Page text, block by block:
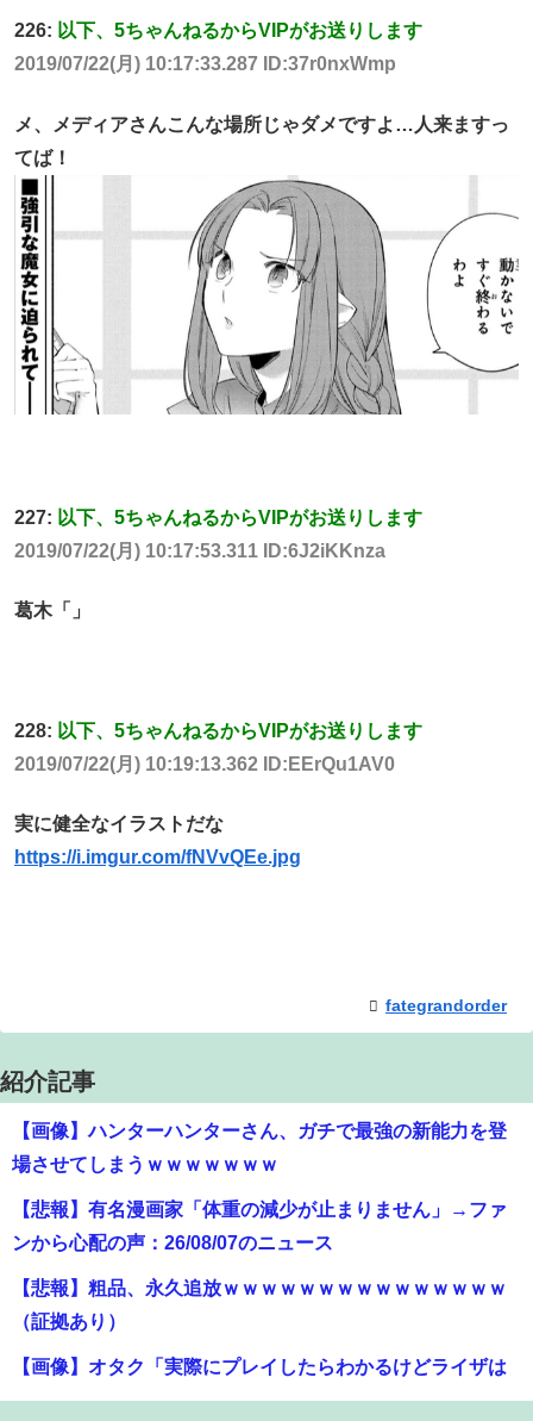
226: 以下、5ちゃんねるからVIPがお送りします
2019/07/22(月) 10:17:33.287 ID:37r0nxWmp
メ、メディアさんこんな場所じゃダメですよ…人来ますっ
てば！
227: 以下、5ちゃんねるからVIPがお送りします
2019/07/22(月) 10:17:53.311 ID:6J2iKKnza
葛木「」
228: 以下、5ちゃんねるからVIPがお送りします
2019/07/22(月) 10:19:13.362 ID:EErQu1AV0
実に健全なイラストだな
https://i.imgur.com/fNVvQEe.jpg
fategrandorder
紹介記事
【画像】ハンターハンターさん、ガチで最強の新能力を登
場させてしまうｗｗｗｗｗｗｗ
【悲報】有名漫画家「体重の減少が止まりません」→ファ
ンから心配の声：26/08/07のニュース
【悲報】粗品、永久追放ｗｗｗｗｗｗｗｗｗｗｗｗｗｗｗ
（証拠あり）
【画像】オタク「実際にプレイしたらわかるけどライザは
友達って感じで性的な目では見れないｗ」←これｗｗｗ